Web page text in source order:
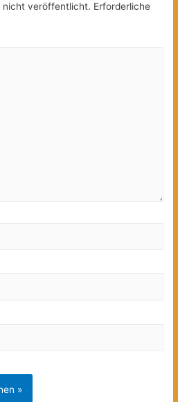
nicht veröffentlicht. Erforderliche